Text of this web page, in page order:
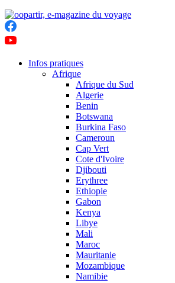
Infos pratiques
Afrique
Afrique du Sud
Algerie
Benin
Botswana
Burkina Faso
Cameroun
Cap Vert
Cote d'Ivoire
Djibouti
Erythree
Ethiopie
Gabon
Kenya
Libye
Mali
Maroc
Mauritanie
Mozambique
Namibie